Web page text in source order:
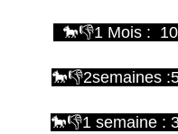
🐎👎1 Mois :
🐎👎2semaines
🐎👎1 semaine :